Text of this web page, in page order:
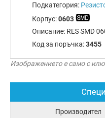
Подкатегория:
Корпус:0603
Описание: RES SMD
Код за поръчка:3455
Изображението е само с
Производител